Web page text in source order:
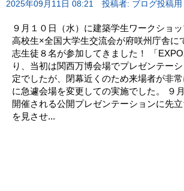
2025年09月11日 08:21 投稿者: ブログ投稿用
９月１０日（水）に建築学生ワークショ
高校生×全国大学生交流会が府咲州庁舎に
志生徒８名が参加してきました！ 「
り、当初は関西万博会場でプレゼンテー
定でしたが、閉幕近くのため来場者が非
に急遽会場を変更しての実施でした。 ９
開催される公開プレゼンテーションに先
を見させ...